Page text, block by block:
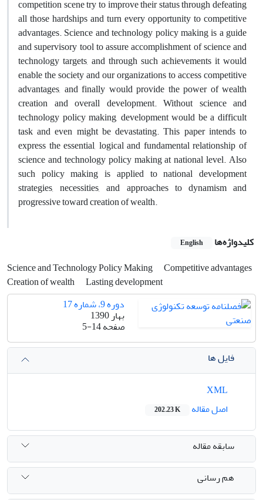
competition scene try to improve their status through defeating
all those hardships and turn every opportunity to competitive
advantages. Science and technology policy making is a guide
and supervisory tool to assure accomplishment of science and
technology targets, and through such achievements it would
enable the society and our organizations to access competitive
advantages, and finally would provide the power of wealth
creation and overall development. Without science and
technology policy making, development would be a difficult
task and even might be devastating. This paper intends to
express the essential, logical and fundamental relationship of
science and technology policy making at national level. Also
such policy making is applied to national development
strategies, necessities, and approaches to dynamism and
progressive toward creation of wealth.
کلیدواژه‌ها English
Science and Technology Policy Making
Competitive advantages
Creation of wealth
Lasting development
دوره 9، شماره 17
بهار 1390
صفحه5-14
فایل ها
اصل مقاله
202.23 K
سابقه مقاله
هم رسانی